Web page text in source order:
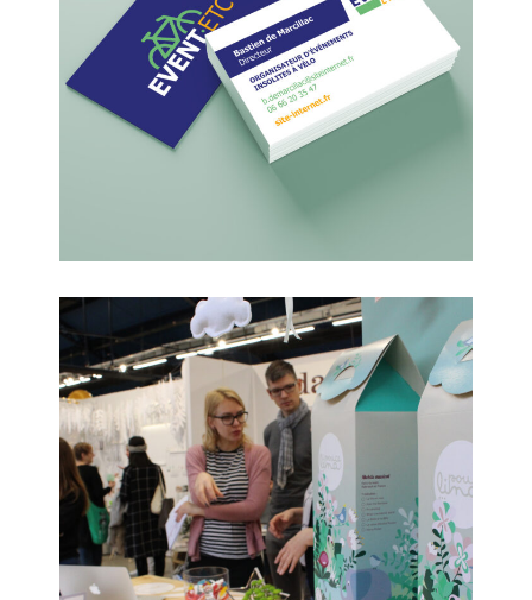
Event etc
Stand Pouce & Lina